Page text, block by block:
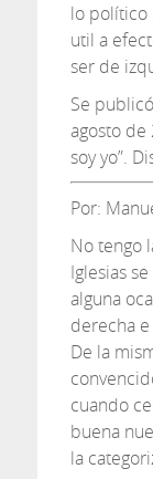
lo político
util a
ser de
Se
agosto de
soy yo”.
Por:
No tengo
Iglesias
alguna
derecha
De la
cuando
buena
la